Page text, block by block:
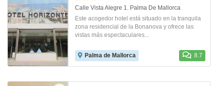
Calle Vista Alegre 1. Palma De Mallorca
Este acogedor hotel está situado en la tranquila
zona residencial de la Bonanova y ofrece las
vistas más espectaculares...
Palma de Mallorca 8.7